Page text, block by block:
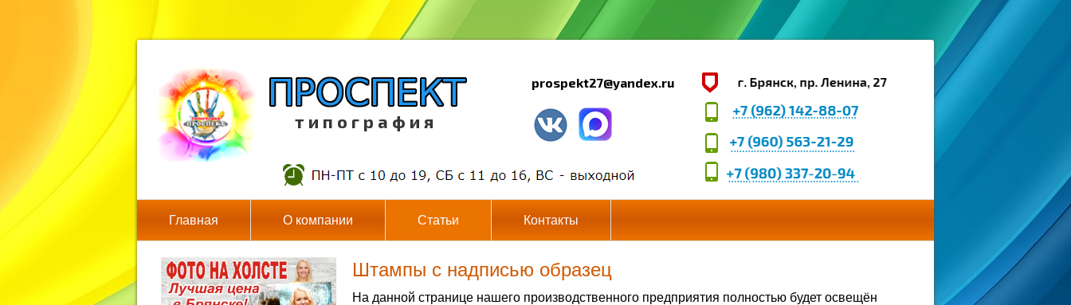
т и п о г р а ф и я
prospekt27@yandex.ru
Главная О компании Статьи Контакты
Штампы с надписью образец
На данной странице нашего производственного предприятия полностью будет освещён